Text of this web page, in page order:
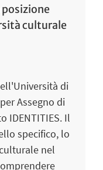
posizione
culturale
di
Assegno di
IDENTITIES. Il
specifico, lo
nel